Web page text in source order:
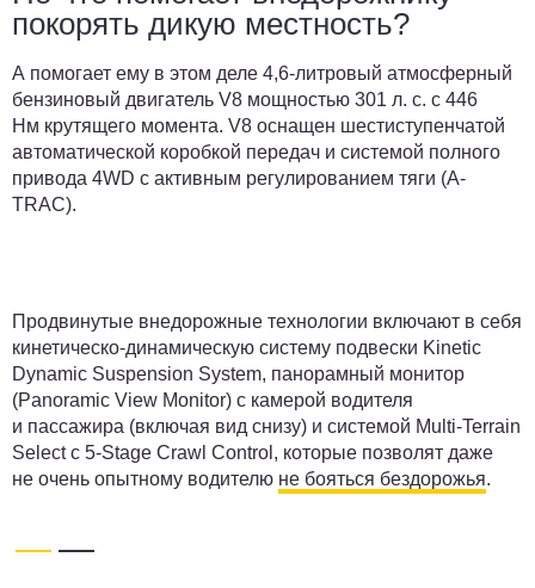
покорять дикую местность?
А помогает ему в этом деле 4,6-литровый атмосферный
бензиновый двигатель V8 мощностью 301 л. с. с 446
Нм крутящего момента. V8 оснащен шестиступенчатой
автоматической коробкой передач и системой полного
привода 4WD с активным регулированием тяги (A-
TRAC).
Продвинутые внедорожные технологии включают в себя
кинетическо-динамическую систему подвески Kinetic
Dynamic Suspension System, панорамный монитор
(Panoramic View Monitor) с камерой водителя
и пассажира (включая вид снизу) и системой Multi-Terrain
Select с 5-Stage Crawl Control, которые позволят даже
не очень опытному водителю не бояться бездорожья.